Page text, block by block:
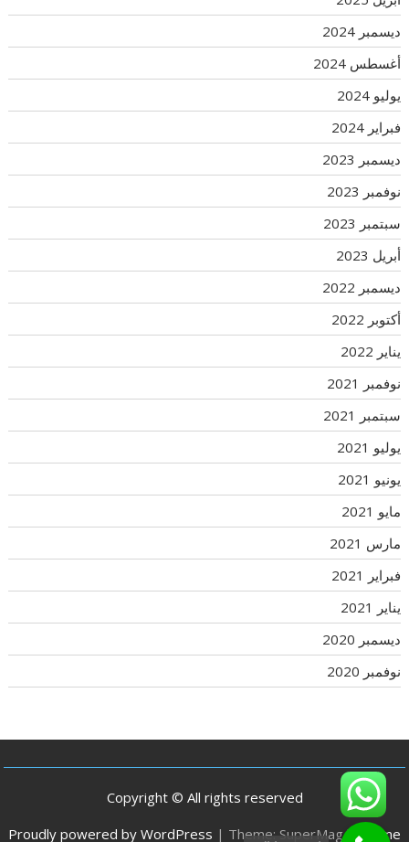
ديسمبر 2024
أغسطس 2024
يوليو 2024
فبراير 2024
ديسمبر 2023
نوفمبر 2023
سبتمبر 2023
أبريل 2023
ديسمبر 2022
أكتوبر 2022
يناير 2022
نوفمبر 2021
سبتمبر 2021
يوليو 2021
يونيو 2021
مايو 2021
مارس 2021
فبراير 2021
يناير 2021
ديسمبر 2020
نوفمبر 2020
Copyright © All rights reserved
Proudly powered by WordPress | Theme: SuperMag by Acme